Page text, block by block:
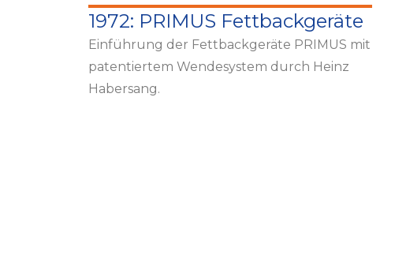
1972: PRIMUS Fettbackgeräte
Einführung der Fettbackgeräte PRIMUS mit
patentiertem Wendesystem durch Heinz
Habersang.